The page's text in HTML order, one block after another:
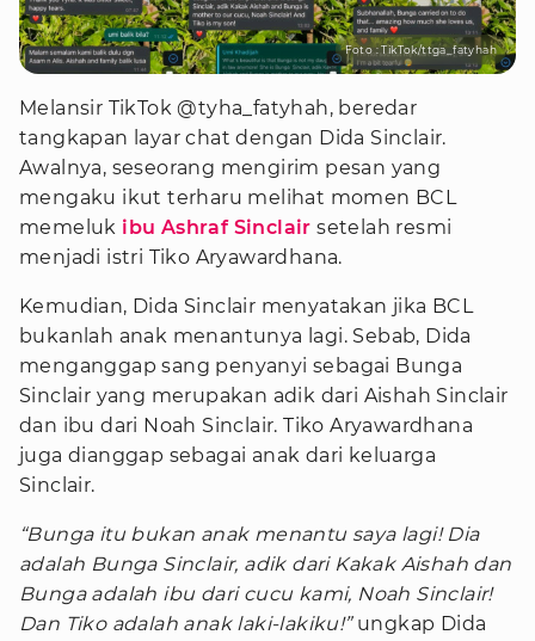
Foto : TikTok/ttga_fatyhah
Melansir TikTok @tyha_fatyhah, beredar
tangkapan layar chat dengan Dida Sinclair.
Awalnya, seseorang mengirim pesan yang
mengaku ikut terharu melihat momen BCL
memeluk ibu Ashraf Sinclair setelah resmi
menjadi istri Tiko Aryawardhana.
Kemudian, Dida Sinclair menyatakan jika BCL
bukanlah anak menantunya lagi. Sebab, Dida
menganggap sang penyanyi sebagai Bunga
Sinclair yang merupakan adik dari Aishah Sinclair
dan ibu dari Noah Sinclair. Tiko Aryawardhana
juga dianggap sebagai anak dari keluarga
Sinclair.
“Bunga itu bukan anak menantu saya lagi! Dia
adalah Bunga Sinclair, adik dari Kakak Aishah dan
Bunga adalah ibu dari cucu kami, Noah Sinclair!
Dan Tiko adalah anak laki-lakiku!”ungkap Dida